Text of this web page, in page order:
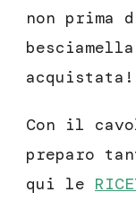
non
acquistata!
Con il
preparo
qui le